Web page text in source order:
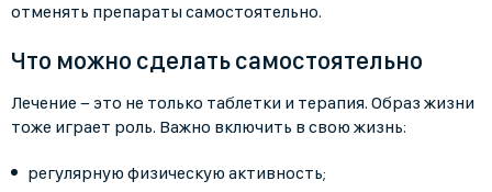
отменять препараты самостоятельно.
Что можно сделать самостоятельно
Лечение − это не только таблетки и терапия. Образ жизни
тоже играет роль. Важно включить в свою жизнь:
регулярную физическую активность;